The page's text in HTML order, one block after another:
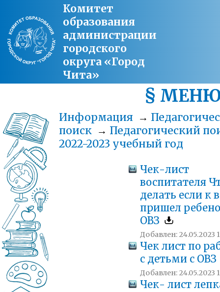
Комитет
образования
администрации
городского
округа «Город
Чита»
§
Информация →
поиск → Педагогический
2022-2023 учебный год
Чек-лист
воспитателя
делать если к
пришел
ОВЗ
Добавлен: 24.05.2023
Чек лист по
с детьми с ОВЗ
Добавлен: 24.05.2023
Чек- лист